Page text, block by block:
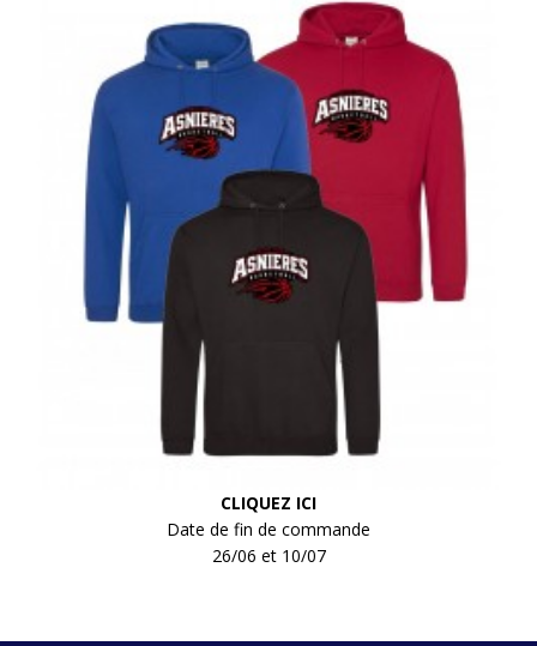
CLIQUEZ ICI
Date de fin de commande
26/06 et 10/07